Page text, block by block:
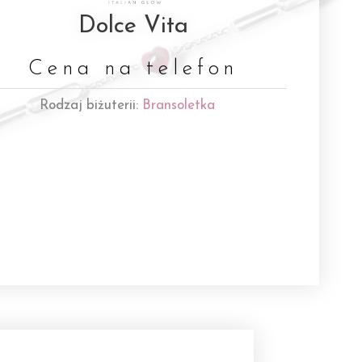
Dolce Vita
Cena na telefon
Rodzaj biżuterii: Bransoletka